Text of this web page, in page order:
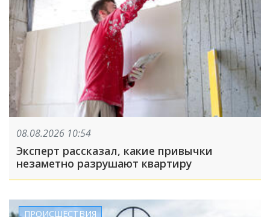
08.08.2026 10:54
Эксперт рассказал, какие привычки
незаметно разрушают квартиру
ПРОИСШЕСТВИЯ